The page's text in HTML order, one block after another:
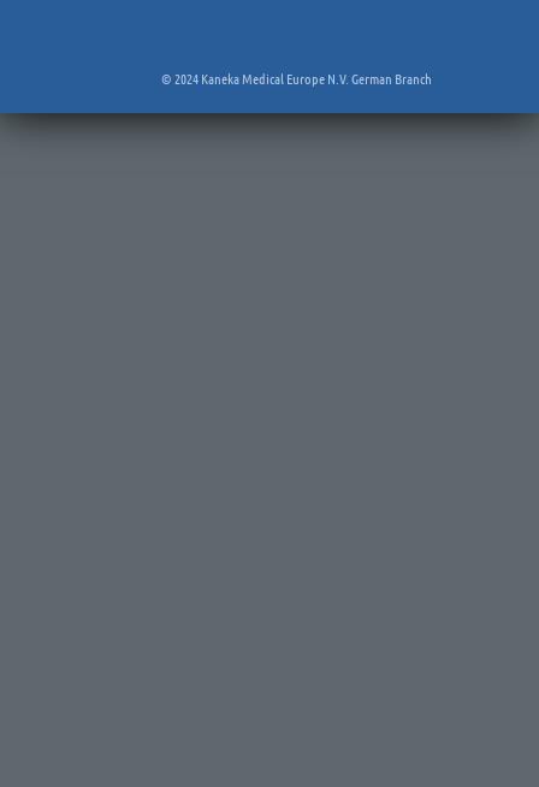
© 2024 Kaneka Medical Europe N.V. German Branch